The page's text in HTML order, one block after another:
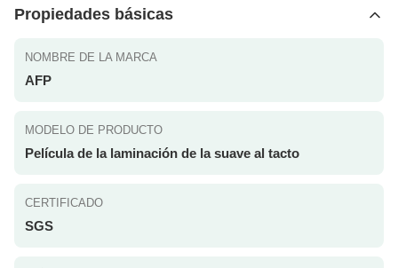
Propiedades básicas
NOMBRE DE LA MARCA
AFP
MODELO DE PRODUCTO
Película de la laminación de la suave al tacto
CERTIFICADO
SGS